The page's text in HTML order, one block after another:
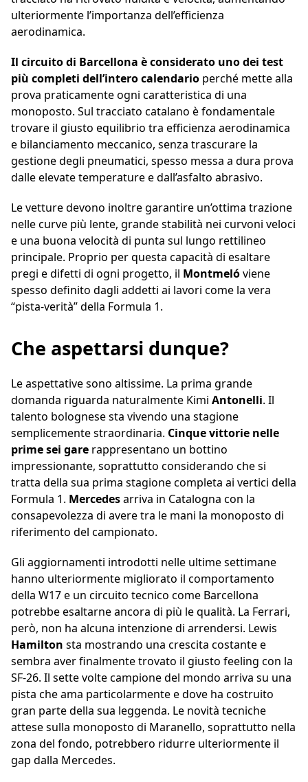
ulteriormente l’importanza dell’efficienza
aerodinamica.
Il circuito di Barcellona è considerato uno dei test
più completi dell’intero calendario perché mette alla
prova praticamente ogni caratteristica di una
monoposto. Sul tracciato catalano è fondamentale
trovare il giusto equilibrio tra efficienza aerodinamica
e bilanciamento meccanico, senza trascurare la
gestione degli pneumatici, spesso messa a dura prova
dalle elevate temperature e dall’asfalto abrasivo.
Le vetture devono inoltre garantire un’ottima trazione
nelle curve più lente, grande stabilità nei curvoni veloci
e una buona velocità di punta sul lungo rettilineo
principale. Proprio per questa capacità di esaltare
pregi e difetti di ogni progetto, il Montmelóviene
spesso definito dagli addetti ai lavori come la vera
“pista-verità” della Formula 1.
Che aspettarsi dunque?
Le aspettative sono altissime. La prima grande
domanda riguarda naturalmente Kimi Antonelli. Il
talento bolognese sta vivendo una stagione
semplicemente straordinaria. Cinque vittorie nelle
prime sei gare rappresentano un bottino
impressionante, soprattutto considerando che si
tratta della sua prima stagione completa ai vertici della
Formula 1. Mercedesarriva in Catalogna con la
consapevolezza di avere tra le mani la monoposto di
riferimento del campionato.
Gli aggiornamenti introdotti nelle ultime settimane
hanno ulteriormente migliorato il comportamento
della W17 e un circuito tecnico come Barcellona
potrebbe esaltarne ancora di più le qualità. La Ferrari,
però, non ha alcuna intenzione di arrendersi. Lewis
Hamilton sta mostrando una crescita costante e
sembra aver finalmente trovato il giusto feeling con la
SF-26. Il sette volte campione del mondo arriva su una
pista che ama particolarmente e dove ha costruito
gran parte della sua leggenda. Le novità tecniche
attese sulla monoposto di Maranello, soprattutto nella
zona del fondo, potrebbero ridurre ulteriormente il
gap dalla Mercedes.